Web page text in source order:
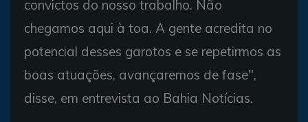
convictos do nosso trabalho. Não
chegamos aqui à toa. A gente acredita no
potencial desses garotos e se repetirmos as
boas atuações, avançaremos de fase",
disse, em entrevista ao Bahia Notícias.